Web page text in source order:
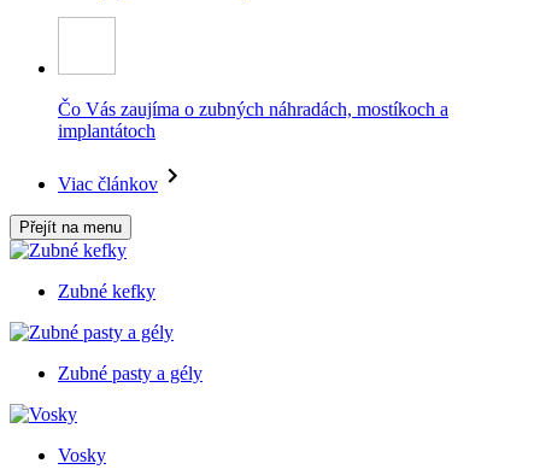
Čo Vás zaujíma o zubných náhradách, mostíkoch a
implantátoch
Viac článkov
Přejít na menu
Zubné kefky
Zubné pasty a gély
Vosky